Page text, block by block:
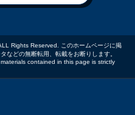
Rights Reserved. このホームページに掲
などの無断転用、転載をお断りします。
contained in this page is strictly